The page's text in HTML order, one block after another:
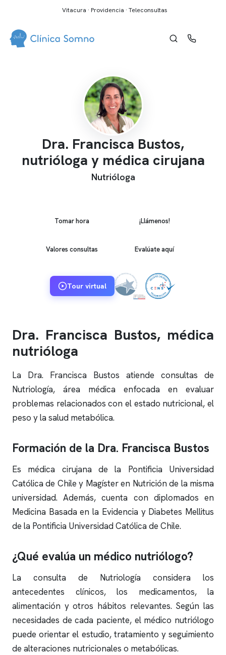
Vitacura · Providencia · Teleconsultas
Dra. Francisca Bustos,
nutrióloga y médica cirujana
Nutrióloga
Tomar hora ¡Llámenos!
Valores consultas Evalúate aquí
Tour virtual
Dra. Francisca Bustos, médica
nutrióloga
La Dra. Francisca Bustos atiende consultas de
Nutriología, área médica enfocada en evaluar
problemas relacionados con el estado nutricional, el
peso y la salud metabólica.
Formación de la Dra. Francisca Bustos
Es médica cirujana de la Pontificia Universidad
Católica de Chile y Magíster en Nutrición de la misma
universidad. Además, cuenta con diplomados en
Medicina Basada en la Evidencia y Diabetes Mellitus
de la Pontificia Universidad Católica de Chile.
¿Qué evalúa un médico nutriólogo?
La consulta de Nutriología considera los
antecedentes clínicos, los medicamentos, la
alimentación y otros hábitos relevantes. Según las
necesidades de cada paciente, el médico nutriólogo
puede orientar el estudio, tratamiento y seguimiento
de alteraciones nutricionales o metabólicas.